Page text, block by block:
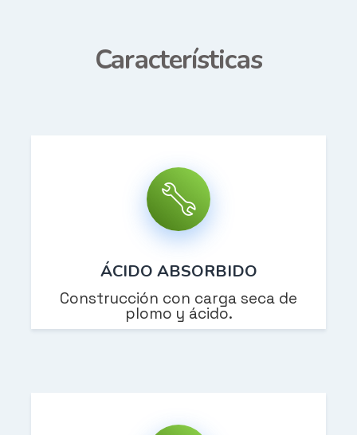
Características
ÁCIDO ABSORBIDO
Construcción con carga seca de
plomo y ácido.